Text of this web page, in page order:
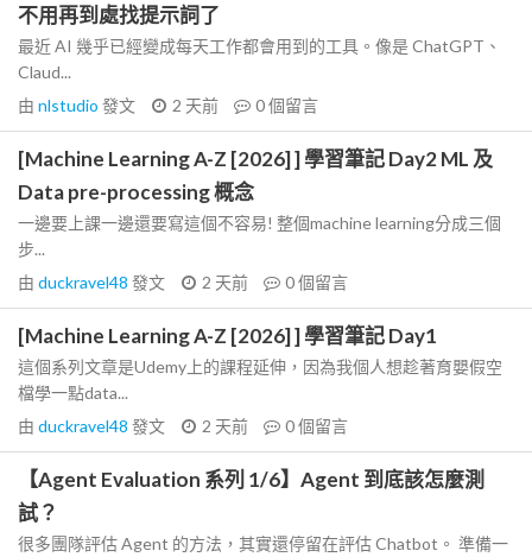
不用再到處找提示詞了
最近 AI 幾乎已經變成每天工作都會用到的工具。像是 ChatGPT、
Claud...
由 nlstudio 發文 2 天前 0個留言
[Machine Learning A-Z [2026] ] 學習筆記 Day2 ML 及
Data pre-processing 概念
一邊要上課一邊還要寫這個不容易! 整個machine learning分成三個
步...
由 duckravel48 發文 2 天前 0個留言
[Machine Learning A-Z [2026] ] 學習筆記 Day1
這個系列文章是Udemy上的課程延伸，因為我個人想趁著育嬰假空
檔學一點data...
由 duckravel48 發文 2 天前 0個留言
【Agent Evaluation 系列 1/6】Agent 到底該怎麼測
試？
很多團隊評估 Agent 的方法，其實還停留在評估 Chatbot。 準備一